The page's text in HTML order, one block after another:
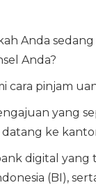
Anda
Anda?
cara pinjam
yang
ke
digital yang
(BI),